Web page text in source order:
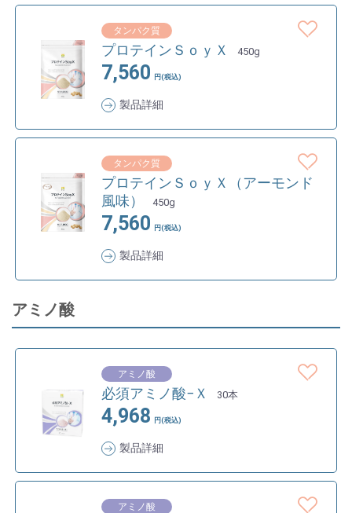
タンパク質
プロテインＳｏｙＸ 450g
7,560 円(税込)
製品詳細
タンパク質
プロテインＳｏｙＸ（アーモンド
風味）
450g
7,560 円(税込)
製品詳細
アミノ酸
アミノ酸
必須アミノ酸−Ｘ 30本
4,968 円(税込)
製品詳細
アミノ酸